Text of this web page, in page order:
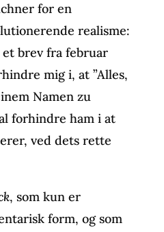
for en
realisme:
brev fra februar
mig i, at ”Alles,
Namen zu
forhindre ham i at
ved dets rette
, som kun er
form, og som